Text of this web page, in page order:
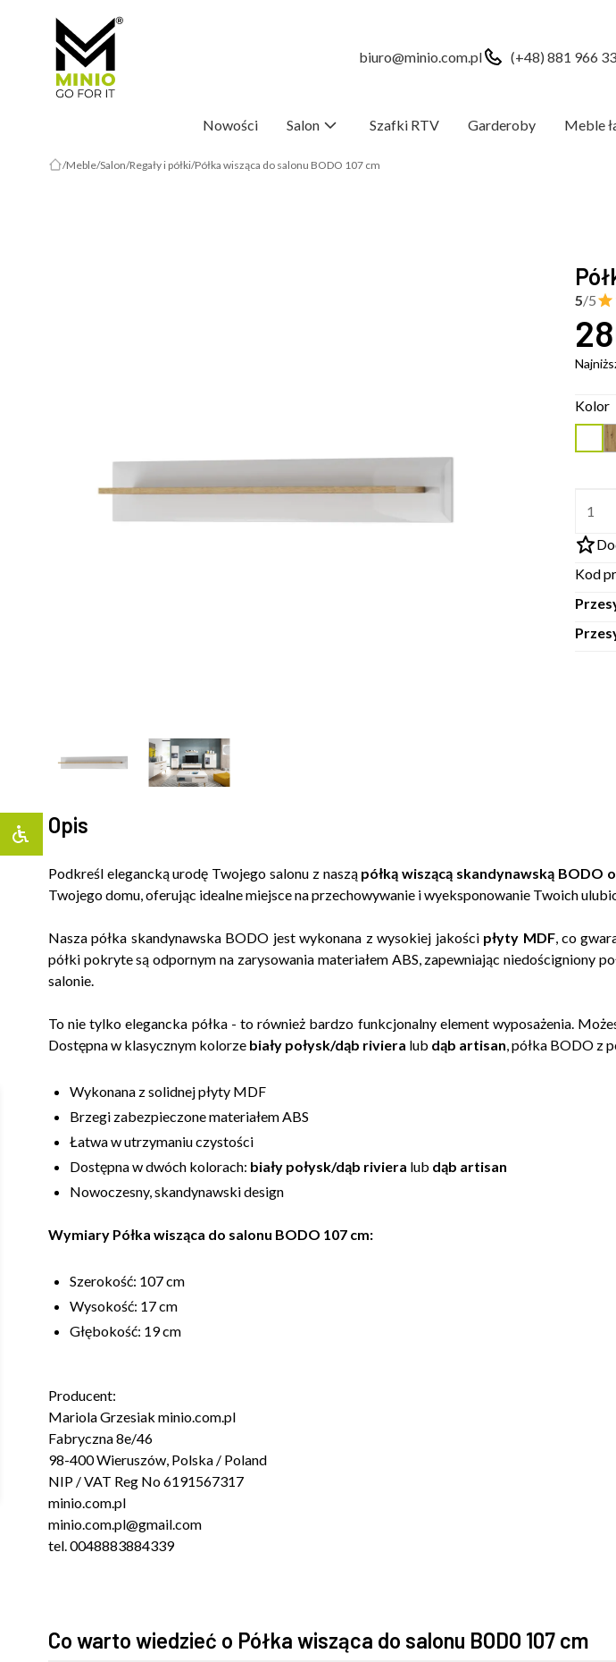
biuro@minio.com.pl (+48) 881 966
Nowości Salon Szafki RTV Garderoby Meble
Meble Salon Regały i półki Półka wisząca do salonu BODO 107 cm
5/5
Kolor
Kod
Opis
Podkreśl elegancką urodę Twojego salonu z naszą półką wiszącą skandynawską BODO
Twojego domu, oferując idealne miejsce na przechowywanie i wyeksponowanie Twoich
Nasza półka skandynawska BODO jest wykonana z wysokiej jakości płyty MDF, co
półki pokryte są odpornym na zarysowania materiałem ABS, zapewniając niedościgniony
salonie.
To nie tylko elegancka półka - to również bardzo funkcjonalny element wyposażenia.
Dostępna w klasycznym kolorzebiały połysk/dąb riviera lub dąb artisan, półka BODO z
Wykonana z solidnej płyty MDF
Brzegi zabezpieczone materiałem ABS
Łatwa w utrzymaniu czystości
Dostępna w dwóch kolorach: biały połysk/dąb riviera lub dąb artisan
Nowoczesny, skandynawski design
Wymiary Półka wisząca do salonu BODO 107 cm:
Szerokość: 107 cm
Wysokość: 17 cm
Głębokość: 19 cm
Producent:
Mariola Grzesiak minio.com.pl
Fabryczna 8e/46
98-400 Wieruszów, Polska / Poland
NIP / VAT Reg No 6191567317
minio.com.pl
minio.com.pl@gmail.com
tel. 0048883884339
Co warto wiedzieć o Półka wisząca do salonu BODO 107 cm